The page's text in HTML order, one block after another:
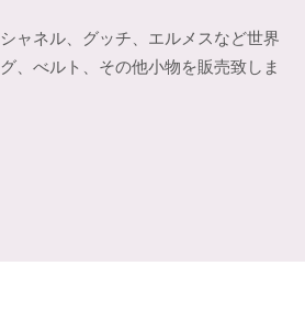
ャネル、グッチ、エルメスなど世界
、べルト、その他小物を販売致しま